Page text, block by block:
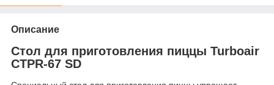
Описание
Стол для приготовления пиццы Turboair
CTPR-67 SD